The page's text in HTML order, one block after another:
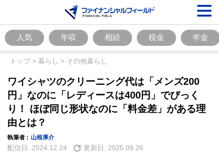
人気 年収 相続 税金 年金
トップ> 暮らし > その他暮らし
ワイシャツのクリーニング代は「メンズ200
円」なのに「レディースは400円」でびっく
り！ ほぼ同じ形状なのに「料金差」がある理
由とは？
執筆者 : 山根厚介
配信日: 2024.12.24 更新日: 2025.09.26